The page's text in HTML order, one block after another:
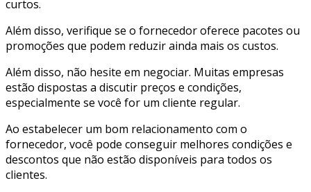
curtos.
Além disso, verifique se o fornecedor oferece pacotes ou
promoções que podem reduzir ainda mais os custos.
Além disso, não hesite em negociar. Muitas empresas
estão dispostas a discutir preços e condições,
especialmente se você for um cliente regular.
Ao estabelecer um bom relacionamento com o
fornecedor, você pode conseguir melhores condições e
descontos que não estão disponíveis para todos os
clientes.